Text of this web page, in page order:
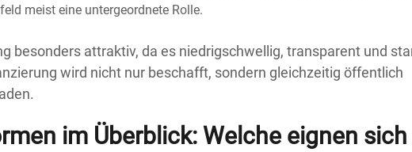
meist eine untergeordnete Rolle.
besonders attraktiv, da es niedrigschwellig, transparent und
wird nicht nur beschafft, sondern gleichzeitig öffentlich
im Überblick: Welche eignen sich